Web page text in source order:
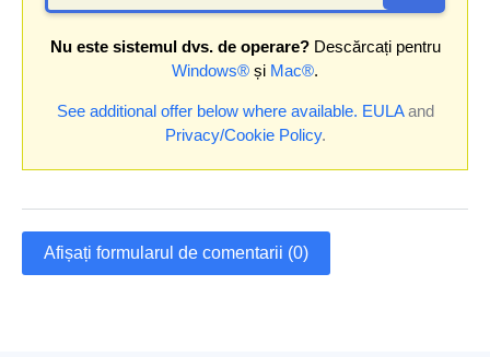
Nu este sistemul dvs. de operare?Descărcați pentru
Windows® și Mac®.
See additional offer below where available. EULAand
Privacy/Cookie Policy.
Afișați formularul de comentarii (0)